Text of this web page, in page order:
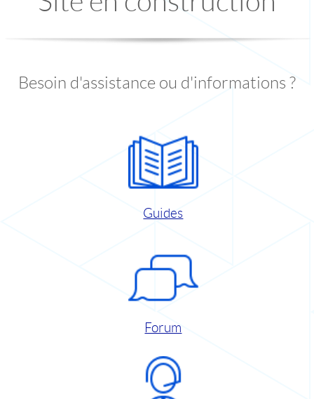
Besoin d'assistance ou d'informations ?
Guides
Forum